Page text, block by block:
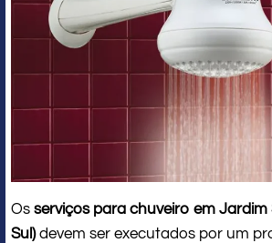
Os serviços para chuveiro em Jardim
Sul)devem ser executados por um